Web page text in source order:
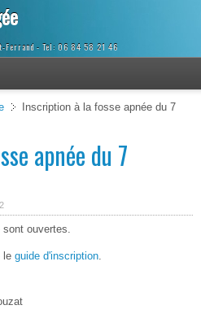
Ferrand
Inscription à la fosse apnée du 7
apnée du 7
ouvertes.
le guide d'inscription.